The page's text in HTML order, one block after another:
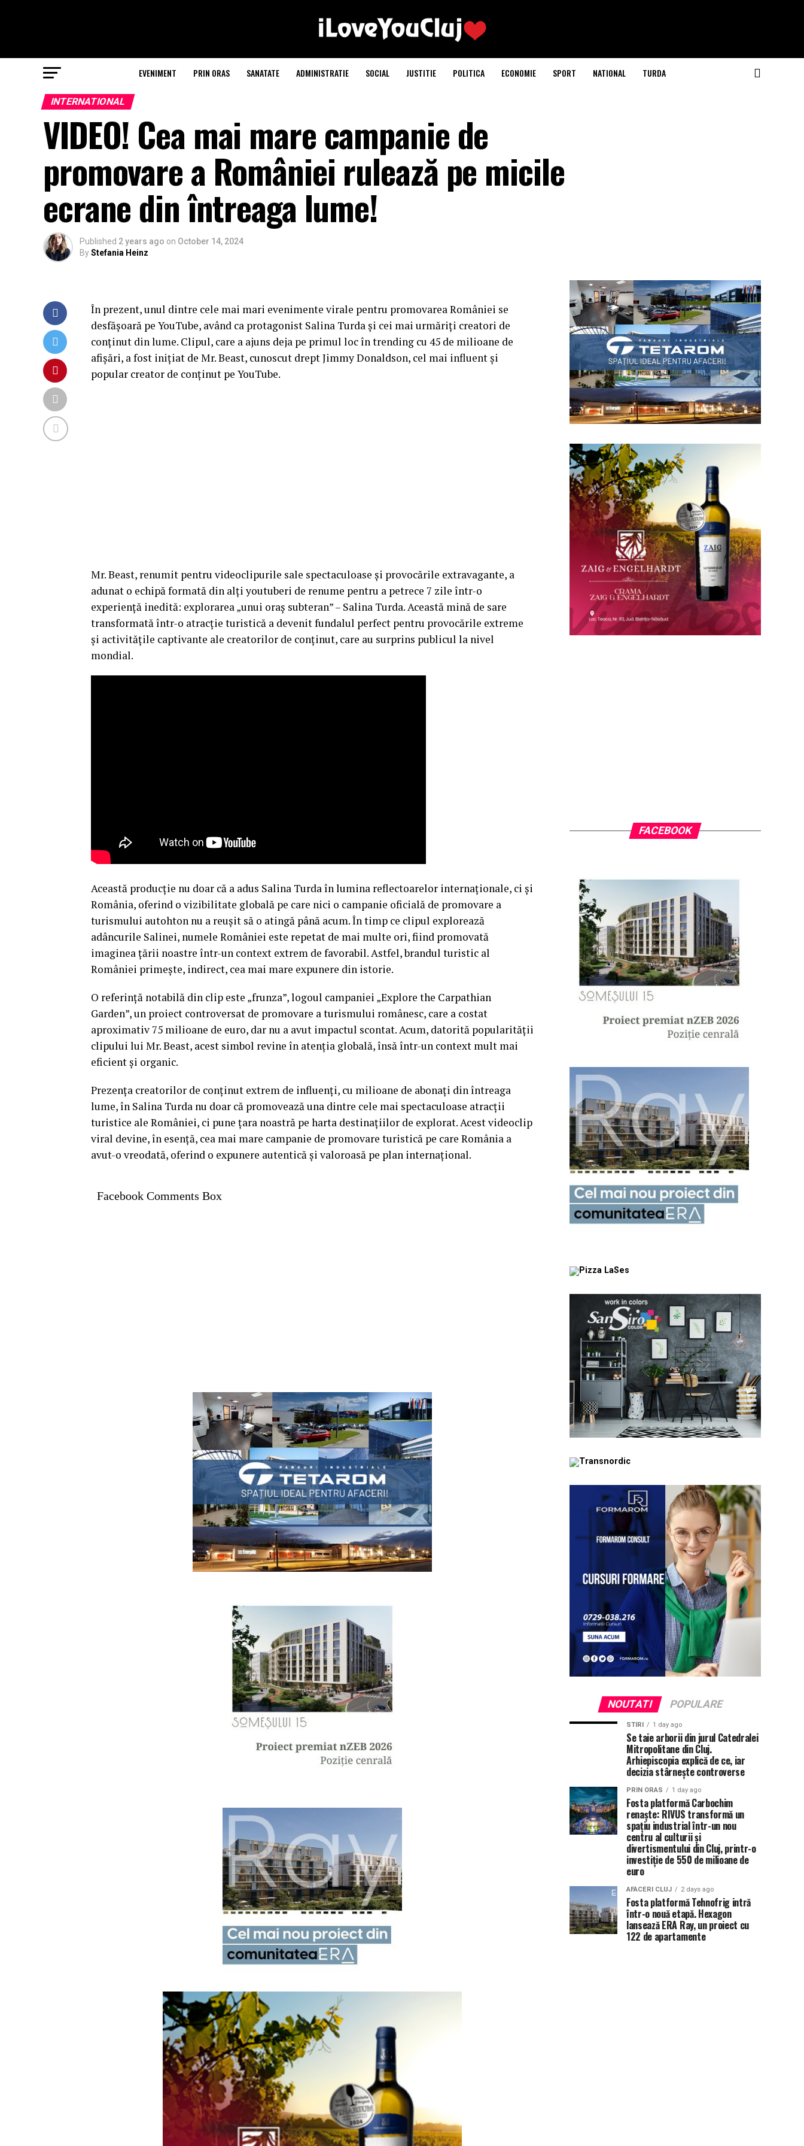
EVENIMENT PRIN ORAS SANATATE ADMINISTRATIE SOCIAL JUSTITIE POLITICA ECONOMIE SPORT NATIONAL TURDA
INTERNATIONAL
VIDEO! Cea mai mare campanie de
promovare a României rulează pe micile
ecrane din întreaga lume!
Published 2 years ago on October 14, 2024
ByStefania Heinz
În prezent, unul dintre cele mai mari evenimente virale pentru promovarea României se
desfășoară pe YouTube, având ca protagonist Salina Turda și cei mai urmăriți creatori de
conținut din lume. Clipul, care a ajuns deja pe primul loc în trending cu 45 de milioane de
afișări, a fost inițiat de Mr. Beast, cunoscut drept Jimmy Donaldson, cel mai influent și
popular creator de conținut pe YouTube.
Mr. Beast, renumit pentru videoclipurile sale spectaculoase și provocările extravagante, a
adunat o echipă formată din alți youtuberi de renume pentru a petrece 7 zile într-o
experiență inedită: explorarea „unui oraș subteran” – Salina Turda. Această mină de sare
transformată într-o atracție turistică a devenit fundalul perfect pentru provocările extreme
și activitățile captivante ale creatorilor de conținut, care au surprins publicul la nivel
mondial.
Această producție nu doar că a adus Salina Turda în lumina reflectoarelor internaționale, ci și
România, oferind o vizibilitate globală pe care nici o campanie oficială de promovare a
turismului autohton nu a reușit să o atingă până acum. În timp ce clipul explorează
adâncurile Salinei, numele României este repetat de mai multe ori, fiind promovată
imaginea țării noastre într-un context extrem de favorabil. Astfel, brandul turistic al
României primește, indirect, cea mai mare expunere din istorie.
O referință notabilă din clip este „frunza”, logoul campaniei „Explore the Carpathian
Garden”, un proiect controversat de promovare a turismului românesc, care a costat
aproximativ 75 milioane de euro, dar nu a avut impactul scontat. Acum, datorită popularității
clipului lui Mr. Beast, acest simbol revine în atenția globală, însă într-un context mult mai
eficient și organic.
Prezența creatorilor de conținut extrem de influenți, cu milioane de abonați din întreaga
lume, în Salina Turda nu doar că promovează una dintre cele mai spectaculoase atracții
turistice ale României, ci pune țara noastră pe harta destinațiilor de explorat. Acest videoclip
viral devine, în esență, cea mai mare campanie de promovare turistică pe care România a
avut-o vreodată, oferind o expunere autentică și valoroasă pe plan internațional.
Facebook Comments Box
FACEBOOK
NOUTATI POPULARE
STIRI 1 day ago
Se taie arborii din jurul Catedralei
Mitropolitane din Cluj.
Arhiepiscopia explică de ce, iar
decizia stârnește controverse
PRIN ORAS 1 day ago
Fosta platformă Carbochim
renaște: RIVUS transformă un
spațiu industrial într-un nou
centru al culturii și
divertismentului din Cluj, printr-o
investiție de 550 de milioane de
euro
AFACERI CLUJ 2 days ago
Fosta platformă Tehnofrig intră
într-o nouă etapă. Hexagon
lansează ERA Ray, un proiect cu
122 de apartamente